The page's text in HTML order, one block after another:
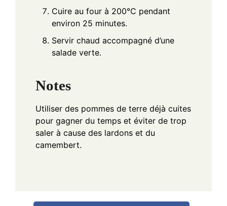
Cuire au four à 200°C pendant
environ 25 minutes.
Servir chaud accompagné d’une
salade verte.
Notes
Utiliser des pommes de terre déjà cuites
pour gagner du temps et éviter de trop
saler à cause des lardons et du
camembert.